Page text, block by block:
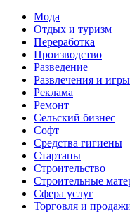
Мода
Отдых и туризм
Переработка
Производство
Разведение
Развлечения и игры
Реклама
Ремонт
Сельский бизнес
Софт
Средства гигиены
Стартапы
Строительство
Строительные
Сфера услуг
Торговля и